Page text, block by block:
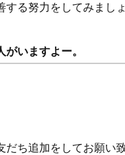
る努力をしてみましょ
いますよー。
ち追加をしてお願い致